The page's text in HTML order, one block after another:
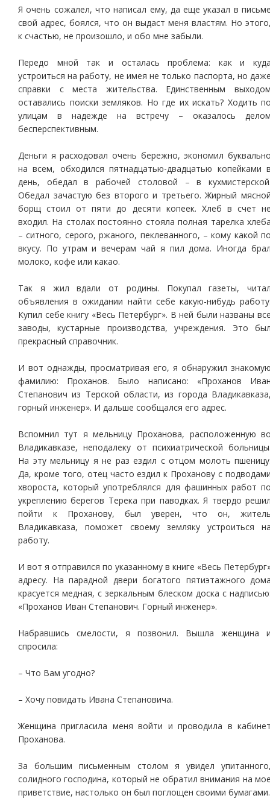
Я очень сожалел, что написал ему, да еще указал в
свой адрес, боялся, что он выдаст меня властям. Но
к счастью, не произошло, и обо мне забыли.
Передо мной так и осталась проблема: как и
устроиться на работу, не имея не только паспорта, но
справки с места жительства. Единственным
оставались поиски земляков. Но где их искать? Ходить
улицам в надежде на встречу – оказалось
бесперспективным.
Деньги я расходовал очень бережно, экономил
на всем, обходился пятнадцатью-двадцатью копейками
день, обедал в рабочей столовой – в
Обедал зачастую без второго и третьего. Жирный
борщ стоил от пяти до десяти копеек. Хлеб в счет
входил. На столах постоянно стояла полная тарелка
– ситного, серого, ржаного, пеклеванного, – кому какой
вкусу. По утрам и вечерам чай я пил дома. Иногда
молоко, кофе или какао.
Так я жил вдали от родины. Покупал газеты,
объявления в ожидании найти себе какую-нибудь
Купил себе книгу «Весь Петербург». В ней были названы
заводы, кустарные производства, учреждения. Это
прекрасный справочник.
И вот однажды, просматривая его, я обнаружил
фамилию: Проханов. Было написано: «Проханов
Степанович из Терской области, из города
горный инженер». И дальше сообщался его адрес.
Вспомнил тут я мельницу Проханова, расположенную
Владикавказе, неподалеку от психиатрической
На эту мельницу я не раз ездил с отцом молоть
Да, кроме того, отец часто ездил к Проханову с
хвороста, который употреблялся для фашинных работ
укреплению берегов Терека при паводках. Я твердо
пойти к Проханову, был уверен, что он,
Владикавказа, поможет своему земляку устроиться
работу.
И вот я отправился по указанному в книге «Весь
адресу. На парадной двери богатого пятиэтажного
красуется медная, с зеркальным блеском доска с
«Проханов Иван Степанович. Горный инженер».
Набравшись смелости, я позвонил. Вышла женщина
спросила:
– Что Вам угодно?
– Хочу повидать Ивана Степановича.
Женщина пригласила меня войти и проводила в
Проханова.
За большим письменным столом я увидел
солидного господина, который не обратил внимания на
приветствие, настолько он был поглощен своими бумагами.